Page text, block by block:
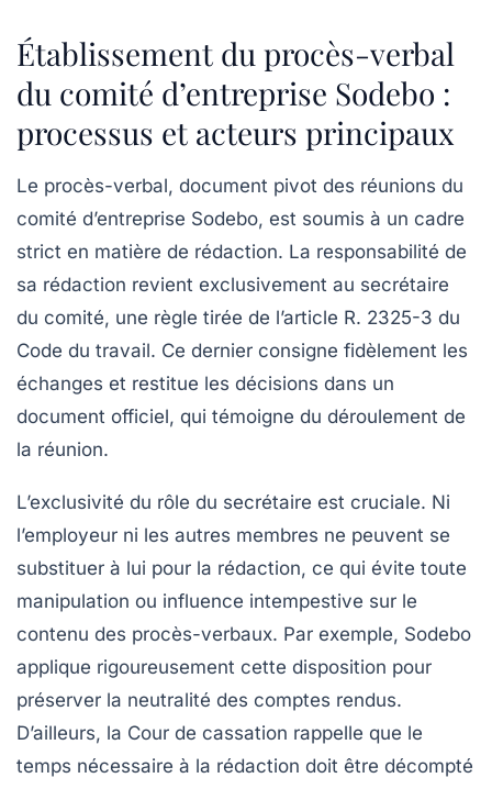
Établissement du procès-verbal
du comité d’entreprise Sodebo :
processus et acteurs principaux
Le procès-verbal, document pivot des réunions du
comité d’entreprise Sodebo, est soumis à un cadre
strict en matière de rédaction. La responsabilité de
sa rédaction revient exclusivement au secrétaire
du comité, une règle tirée de l’article R. 2325-3 du
Code du travail. Ce dernier consigne fidèlement les
échanges et restitue les décisions dans un
document officiel, qui témoigne du déroulement de
la réunion.
L’exclusivité du rôle du secrétaire est cruciale. Ni
l’employeur ni les autres membres ne peuvent se
substituer à lui pour la rédaction, ce qui évite toute
manipulation ou influence intempestive sur le
contenu des procès-verbaux. Par exemple, Sodebo
applique rigoureusement cette disposition pour
préserver la neutralité des comptes rendus.
D’ailleurs, la Cour de cassation rappelle que le
temps nécessaire à la rédaction doit être décompté